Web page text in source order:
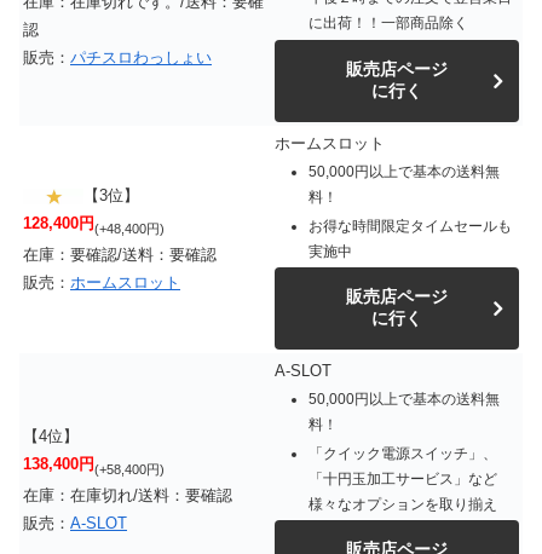
認
販売： パチスロわっしょい
に出荷！！一部商品除く
販売店ページ
に行く
【3位】
128,400円(+48,400円)
在庫：要確認/送料：要確認
販売： ホームスロット
ホームスロット
50,000円以上で基本の送料無
料！
お得な時間限定タイムセールも
実施中
販売店ページ
に行く
【4位】
138,400円(+58,400円)
在庫：在庫切れ/送料：要確認
販売： A-SLOT
A-SLOT
50,000円以上で基本の送料無
料！
「クイック電源スイッチ」、
「十円玉加工サービス」など
様々なオプションを取り揃え
販売店ページ